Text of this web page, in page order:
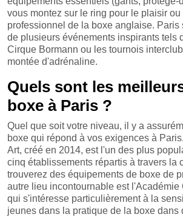
vous montez sur le ring pour le plaisir
professionnel de la boxe anglaise. Paris
de plusieurs événements inspirants tels
Cirque Bormann ou les tournois
montée d'adrénaline.
Quels sont les
boxe à Paris ?
Quel que soit votre niveau, il y a
boxe qui répond à vos exigences à
Art, créé en 2014, est l'un des plus
cinq établissements répartis à travers la
trouverez des équipements de boxe de
autre lieu incontournable est l'Académie
qui s'intéresse particulièrement à la
jeunes dans la pratique de la boxe dans